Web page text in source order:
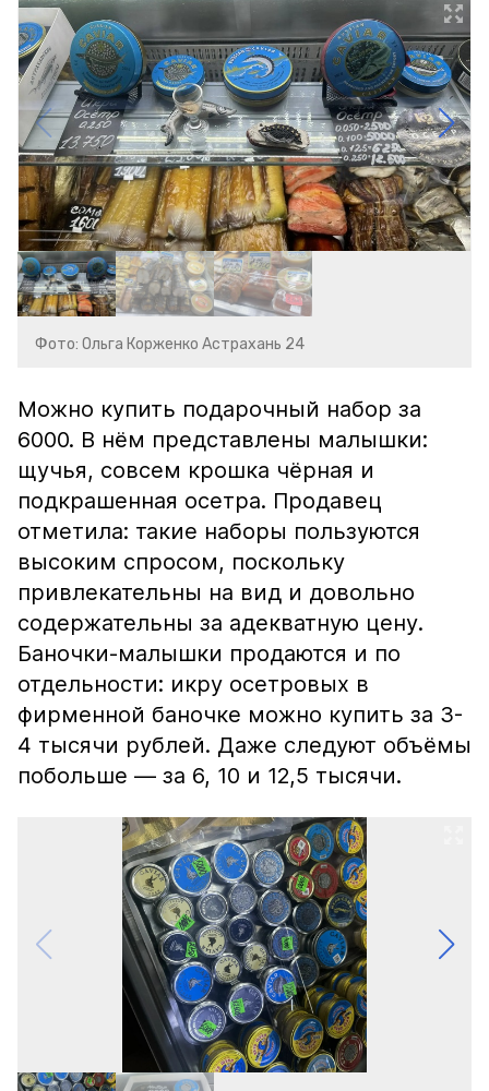
Фото: Ольга Корженко Астрахань 24
Можно купить подарочный набор за
6000. В нём представлены малышки:
щучья, совсем крошка чёрная и
подкрашенная осетра. Продавец
отметила: такие наборы пользуются
высоким спросом, поскольку
привлекательны на вид и довольно
содержательны за адекватную цену.
Баночки-малышки продаются и по
отдельности: икру осетровых в
фирменной баночке можно купить за 3-
4 тысячи рублей. Даже следуют объёмы
побольше — за 6, 10 и 12,5 тысячи.